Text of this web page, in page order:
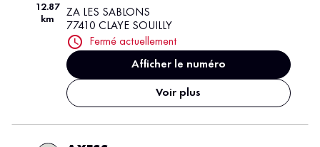
12.87
km
ZA LES SABLONS
77410 CLAYE SOUILLY
Fermé actuellement
Afficher le numéro
Voir plus